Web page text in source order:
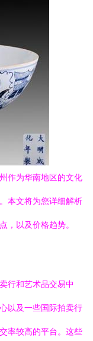
作为华南地区的文化
本文将为您详细解析
，以及价格趋势。
行和艺术品交易中
以及一些国际拍卖行
率较高的平台。这些